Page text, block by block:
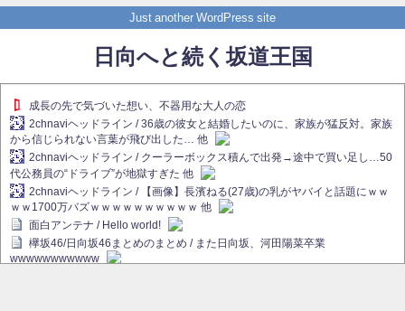
Just another WordPress site
日向へと続く坂道王国
成長の先で気づいた想い、不器用な大人の恋
2chnaviヘッドライン / 36歳の彼女と結婚したいのに、家族が猛反対。家族
から信じられない言葉が飛び出した… 他
2chnaviヘッドライン / クーラーボックス積んで出発→途中で買い足し…50
代公務員の“ドライブ”が地獄すぎた 他
2chnaviヘッドライン / 【画像】長濱ねる(27歳)の乳がヤバイと話題にｗｗ
ｗｗ1700万バズｗｗｗｗｗｗｗｗｗｗ 他
面白アンテナ / Hello world!
欅坂46/日向坂46まとめのまとめ / また日向坂、河田陽菜卒業
wwwwwwwwwww